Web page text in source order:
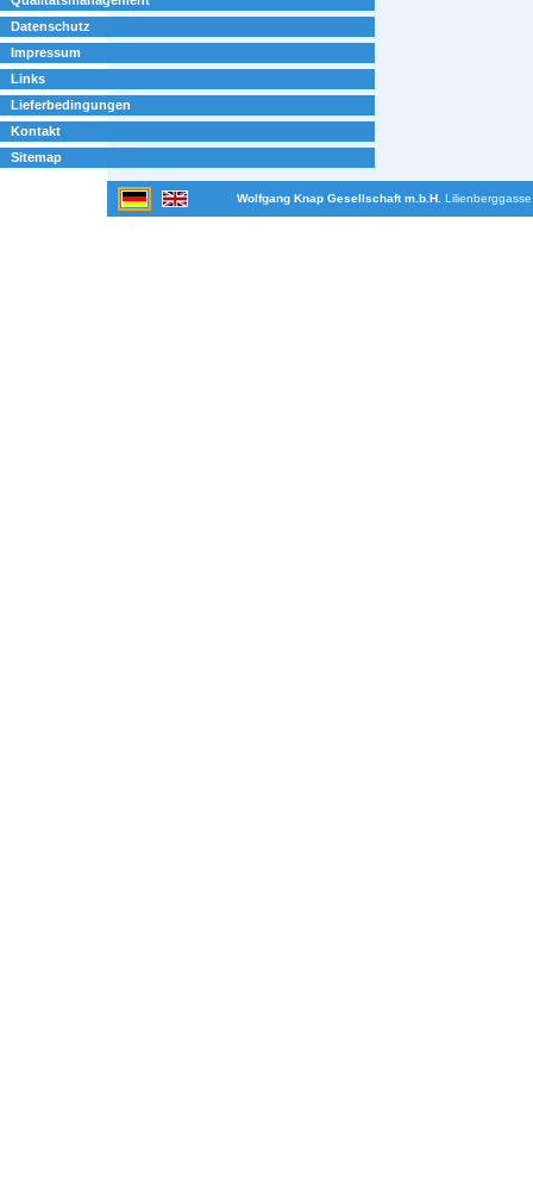
Datenschutz
Impressum
Links
Lieferbedingungen
Kontakt
Sitemap
Wolfgang Knap Gesellschaft m.b.H.